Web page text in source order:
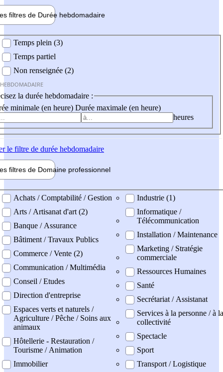
filtres de Durée hebdomadaire
Temps plein (3)
Temps partiel
Non renseignée (2)
la durée hebdomadaire :
minimale (en heure) Durée maximale (en heure)
heures
le filtre de durée hebdomadaire
filtres de Domaine professionnel
professionel
Achats / Comptabilité / Gestion
Arts / Artisanat d'art (2)
Banque / Assurance
Bâtiment / Travaux Publics
Commerce / Vente (2)
Communication / Multimédia
Conseil / Etudes
Direction d'entreprise
Espaces verts et naturels /
Agriculture / Pêche / Soins aux
animaux
Hôtellerie - Restauration /
Tourisme / Animation
Immobilier
Industrie (1)
Informatique /
Télécommunication
Installation / Maintenance
Marketing / Stratégie
commerciale
Ressources Humaines
Santé
Secrétariat / Assistanat
Services à la personne / à la
collectivité
Spectacle
Sport
Transport / Logistique